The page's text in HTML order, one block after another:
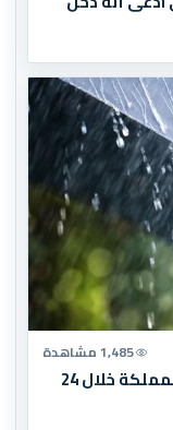
1,485 مشاهدة
في عز الصيف.. مقاييس أمطار الخير بالمملكة خلال 24